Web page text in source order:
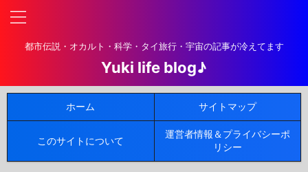
都市伝説・オカルト・科学・タイ旅行・宇宙の記事が冷えてます
Yuki life blog♪
ホーム サイトマップ
このサイトについて
運営者情報＆プライバシーポ
リシー